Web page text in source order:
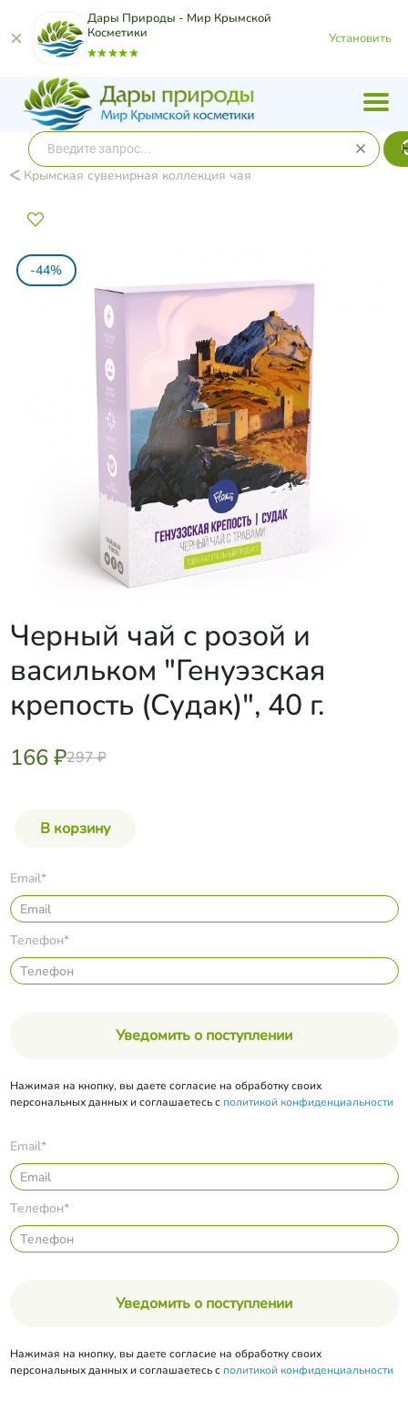
Дары Природы - Мир Крымской
Косметики
Установить
Крымская сувенирная коллекция чая
-44%
Черный чай с розой и
васильком "Генуэзская
крепость (Судак)", 40 г.
166 ₽297 ₽
Email*
Телефон*
Уведомить о поступлении
Нажимая на кнопку, вы даете согласие на обработку своих
персональных данных и соглашаетесь с политикой конфиденциальности
Email*
Телефон*
Уведомить о поступлении
Нажимая на кнопку, вы даете согласие на обработку своих
персональных данных и соглашаетесь с политикой конфиденциальности